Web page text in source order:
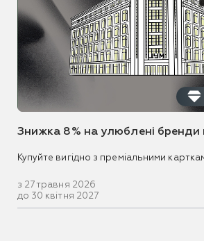
Знижка 8% на улюблені бренди
Купуйте вигідно з преміальними
з 27 травня 2026
до 30 квітня 2027